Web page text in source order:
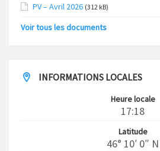
PV – Avril 2026 (312 kB)
Voir tous les documents
INFORMATIONS LOCALES
Heure locale
17:18
Latitude
46° 10′ 0″ N